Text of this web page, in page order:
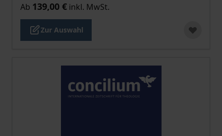
Ab 139,00 € inkl. MwSt.
Zur Auswahl